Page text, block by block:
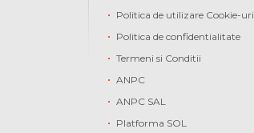
Politica de utilizare Cookie-uri
Politica de confidentialitate
Termeni si Conditii
ANPC
ANPC SAL
Platforma SOL